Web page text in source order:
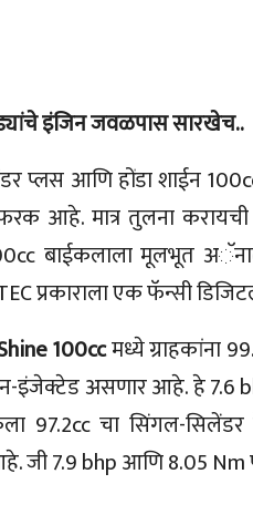
इंजिन जवळपास सारखेच..
प्लस आणि होंडा शाईन
आहे. मात्र तुलना
बाईकलाला मूलभूत
प्रकाराला एक फॅन्सी
100ccमध्ये ग्राहकांना
इंजेक्टेड असणार आहे. हे 7.6
97.2cc चा सिंगल-
जी 7.9 bhp आणि 8.05 Nm